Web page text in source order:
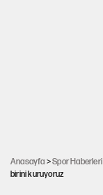
Anasayfa >Spor Haberleri
birini kuruyoruz